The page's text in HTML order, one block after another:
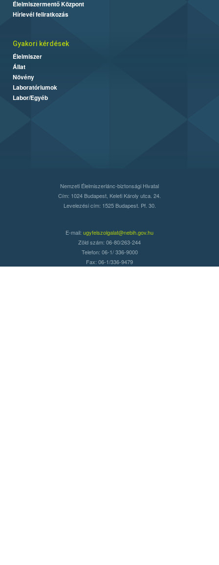
Élelmiszermentő Központ
Hírlevél feliratkozás
Gyakori kérdések
Élelmiszer
Állat
Növény
Laboratóriumok
Labor/Egyéb
Nemzeti Élelmiszerlánc-biztonsági Hivatal
Cím: 1024 Budapest, Keleti Károly utca. 24.
Levelezési cím: 1525 Budapest. Pf. 30.
E-mail: ugyfelszolgalat@nebih.gov.hu
Zöld szám: 06-80/263-244
Telefon: 06-1/ 336-9000
Fax: 06-1/336-9479